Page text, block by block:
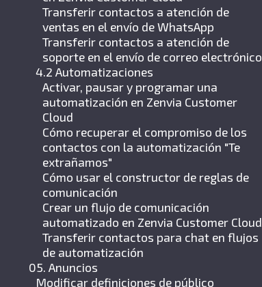
Transferir contactos a atención de
ventas en el envío de WhatsApp
Transferir contactos a atención de
soporte en el envío de correo electrónico
4.2 Automatizaciones
Activar, pausar y programar una
automatización en Zenvia Customer
Cloud
Cómo recuperar el compromiso de los
contactos con la automatización "Te
extrañamos"
Cómo usar el constructor de reglas de
comunicación
Crear un flujo de comunicación
automatizado en Zenvia Customer Cloud
Transferir contactos para chat en flujos
de automatización
05. Anuncios
Modificar definiciones de público